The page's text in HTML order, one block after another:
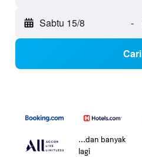
Sabtu 15/8 -
Cari
...dan banyak
lagi